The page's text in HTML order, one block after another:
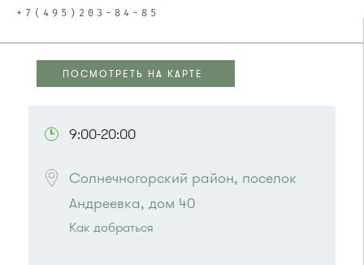
+7(495)203-84-85
ПОСМОТРЕТЬ НА КАРТЕ
9:00-20:00
Солнечногорский район, поселок
Андреевка, дом 40
Как добраться